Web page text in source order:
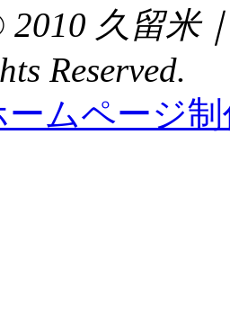
2010 久留米
Reserved.
ームページ